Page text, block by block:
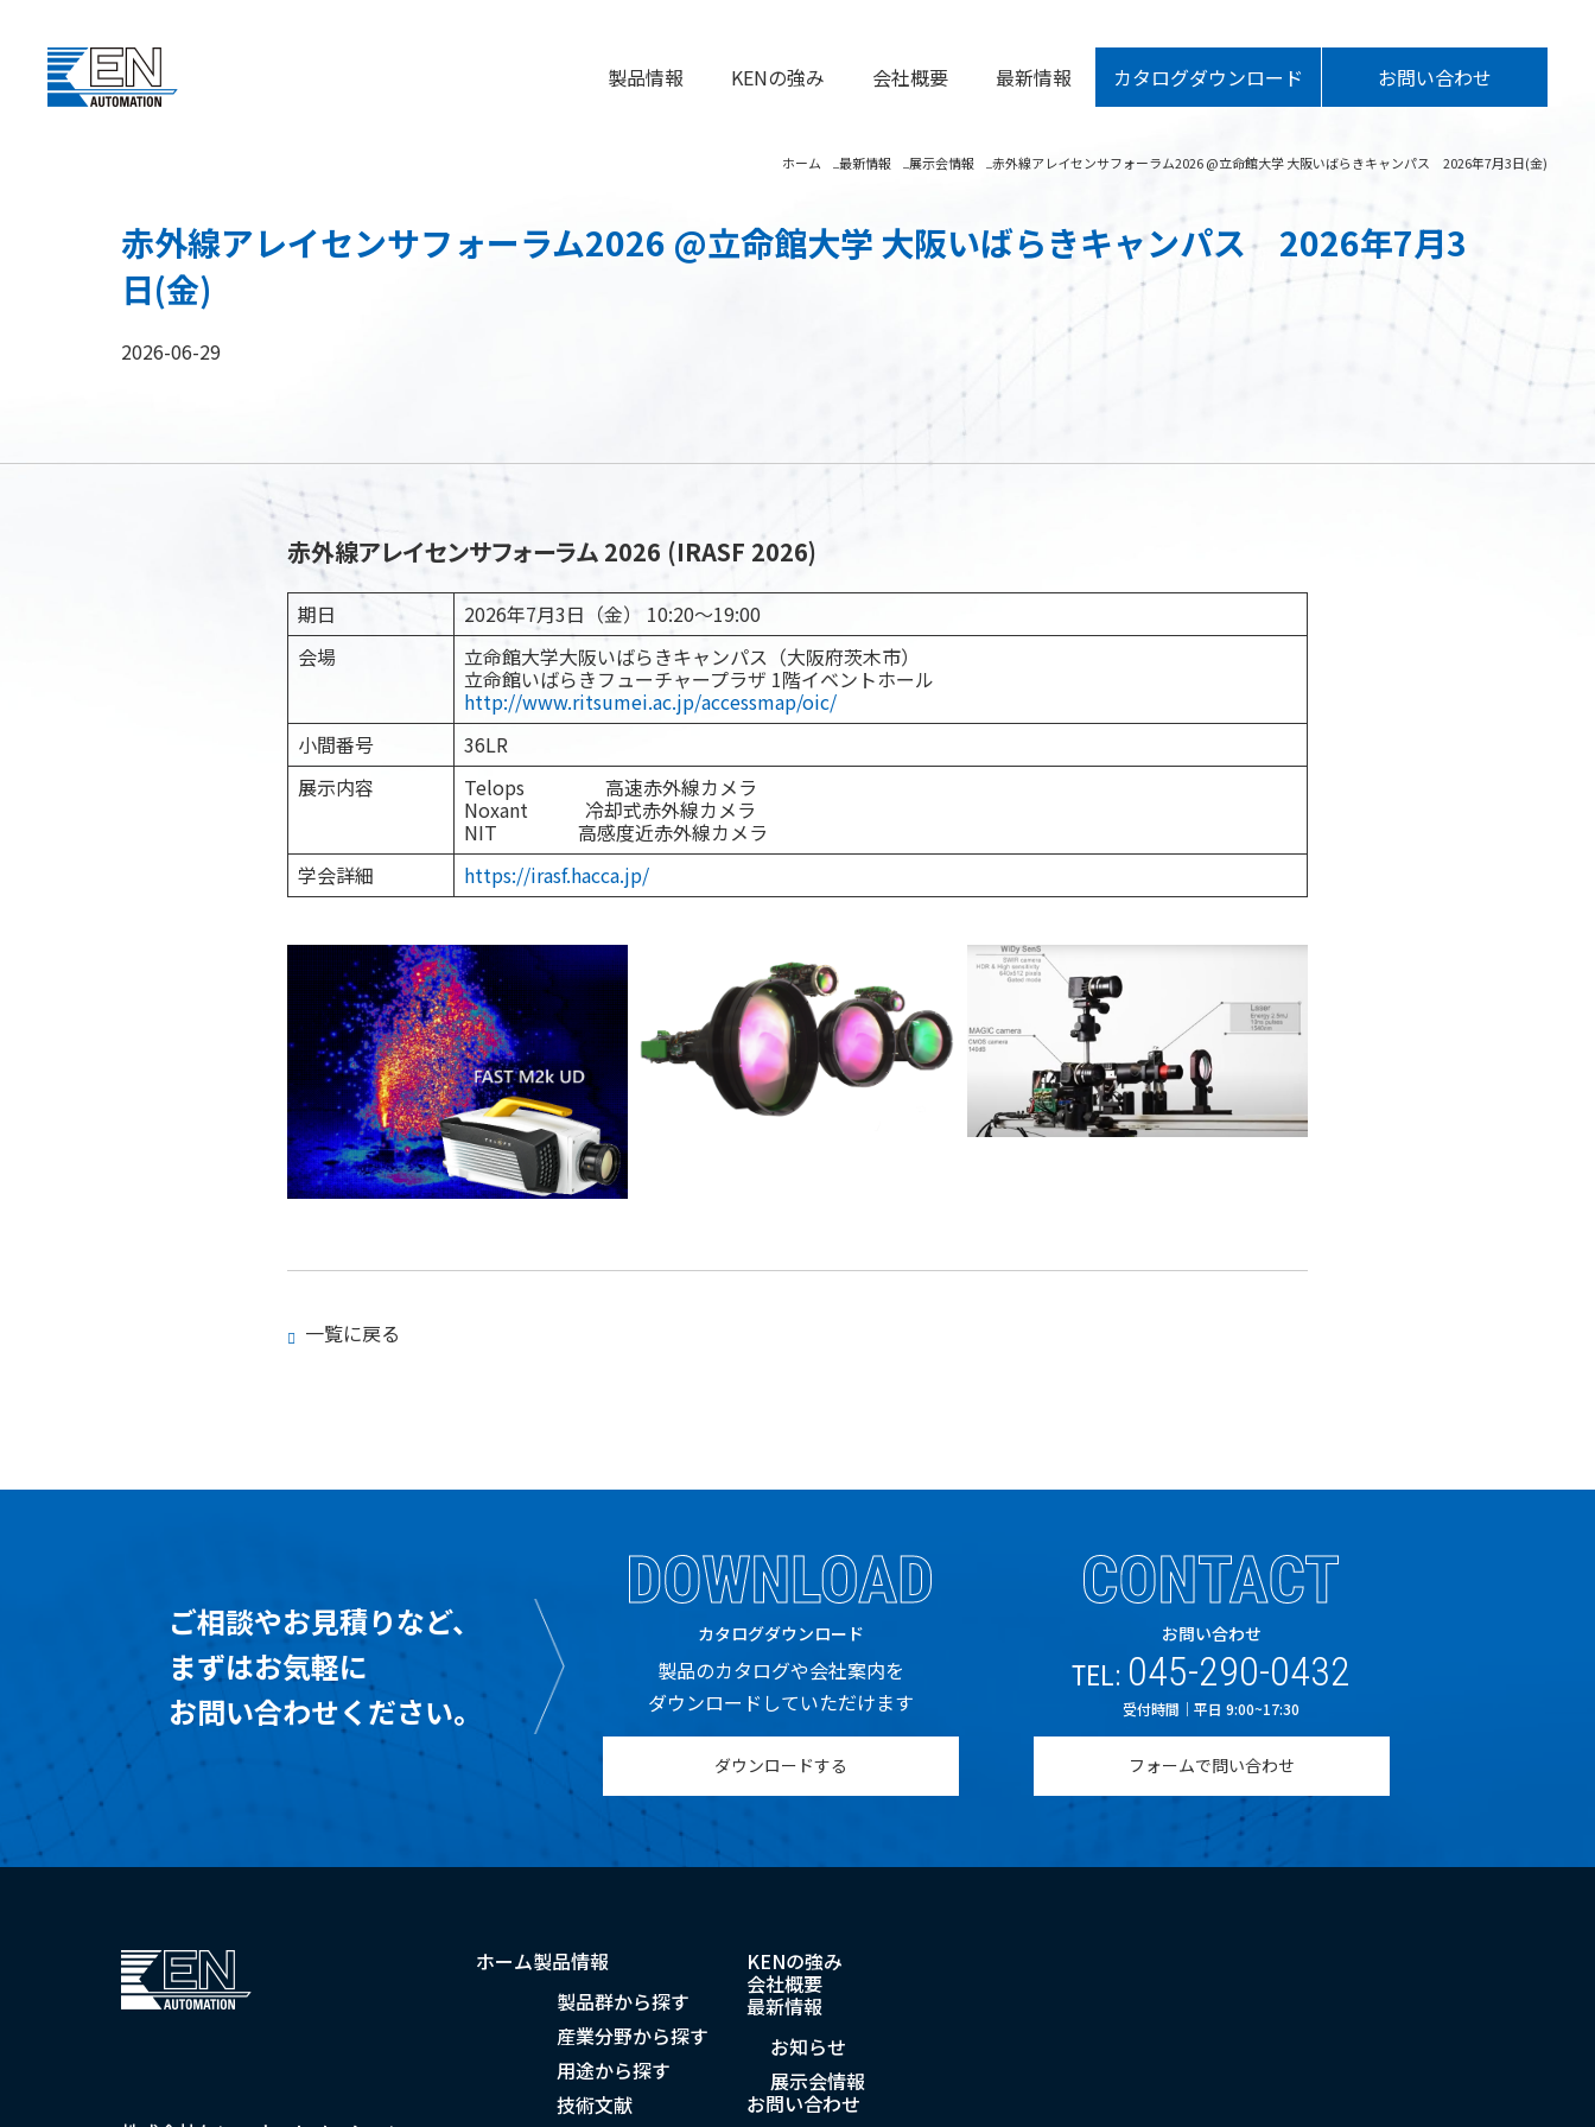
製品情報 KENの強み 会社概要 最新情報 カタログダウンロード お問い合わせ
ホーム 最新情報 展示会情報 赤外線アレイセンサフォーラム2026 @立命館大学 大阪いばらきキャンパス 2026年7月3日(金)
赤外線アレイセンサフォーラム2026 @立命館大学 大阪いばらきキャンパス 2026年7月3
日(金)
2026-06-29
赤外線アレイセンサフォーラム 2026 (IRASF 2026)
期日
2026年7月3日（金） 10:20～19:00
会場
立命館大学大阪いばらきキャンパス（大阪府茨木市）
立命館いばらきフューチャープラザ 1階イベントホール
http://www.ritsumei.ac.jp/accessmap/oic/
小間番号
36LR
展示内容
Telops 高速赤外線カメラ
Noxant 冷却式赤外線カメラ
NIT 高感度近赤外線カメラ
学会詳細
https://irasf.hacca.jp/
一覧に戻る
ご相談やお見積りなど、
まずはお気軽に
お問い合わせください。
DOWNLOAD
カタログダウンロード
製品のカタログや会社案内を
ダウンロードしていただけます
ダウンロードする
CONTACT
お問い合わせ
TEL: 045-290-0432
受付時間｜平日 9:00~17:30
フォームで問い合わせ
ホーム製品情報
製品群から探す
産業分野から探す
用途から探す
技術文献
KENの強み
会社概要
最新情報
お知らせ
展示会情報
お問い合わせ